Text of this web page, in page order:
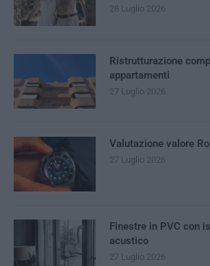
28 Luglio 2026
Ristrutturazione
appartamenti
27 Luglio 2026
Valutazione valore
27 Luglio 2026
Finestre in PVC con
acustico
27 Luglio 2026